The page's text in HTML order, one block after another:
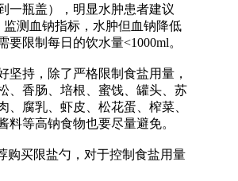
一瓶盖），明显水肿患者建议
监测血钠指标，水肿但血钠降低
要限制每日的饮水量<1000ml。
持，除了严格限制食盐用量，
、香肠、培根、蜜饯、罐头、苏
、腐乳、虾皮、松花蛋、榨菜、
料等高钠食物也要尽量避免。
买限盐勺，对于控制食盐用量